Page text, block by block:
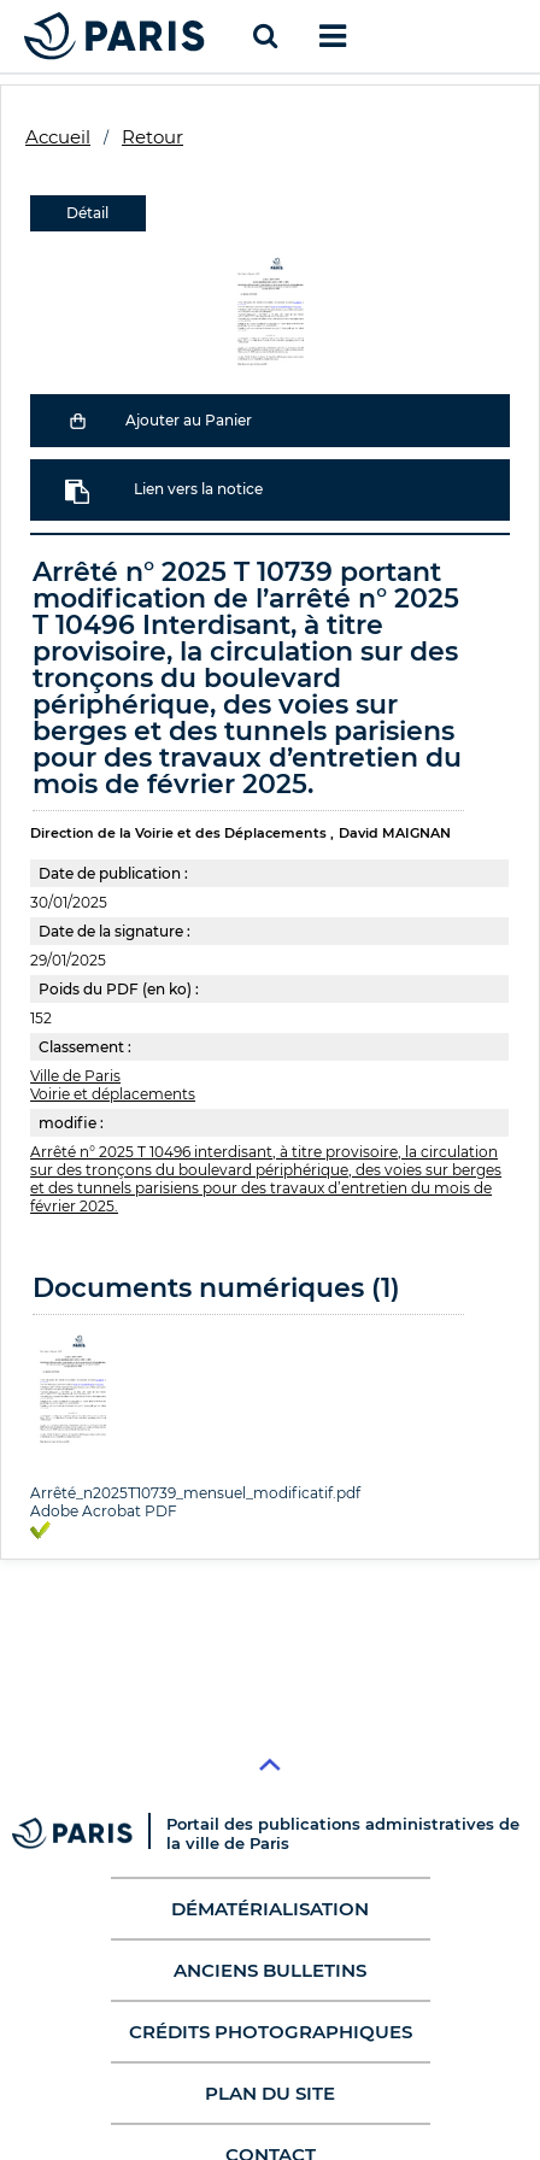
Accueil Retour
Détail
Ajouter au Panier
Lien vers la notice
Arrêté n° 2025 T 10739 portant
modification de l’arrêté n° 2025
T 10496 Interdisant, à titre
provisoire, la circulation sur des
tronçons du boulevard
périphérique, des voies sur
berges et des tunnels parisiens
pour des travaux d’entretien du
mois de février 2025.
Direction de la Voirie et des Déplacements David MAIGNAN
Date de publication :
30/01/2025
Date de la signature :
29/01/2025
Poids du PDF (en ko) :
152
Classement :
Ville de Paris
Voirie et déplacements
modifie :
Arrêté n° 2025 T 10496 interdisant, à titre provisoire, la circulation
sur des tronçons du boulevard périphérique, des voies sur berges
et des tunnels parisiens pour des travaux d’entretien du mois de
février 2025.
Documents numériques (1)
Arrêté_n2025T10739_mensuel_modificatif.pdf
Adobe Acrobat PDF
Portail des publications administratives de
la ville de Paris
DÉMATÉRIALISATION
ANCIENS BULLETINS
CRÉDITS PHOTOGRAPHIQUES
PLAN DU SITE
CONTACT